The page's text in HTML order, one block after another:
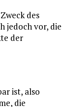
des
jedoch vor, die
der
ist, also
die